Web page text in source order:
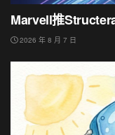
Marvell推
2026 年 8 月 7 日